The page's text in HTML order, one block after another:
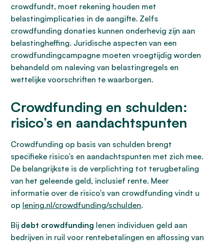
crowdfundt, moet rekening houden met
belastingimplicaties in de aangifte. Zelfs
crowdfunding donaties kunnen onderhevig zijn aan
belastingheffing. Juridische aspecten van een
crowdfundingcampagne moeten vroegtijdig worden
behandeld om naleving van belastingregels en
wettelijke voorschriften te waarborgen.
Crowdfunding en schulden:
risico’s en aandachtspunten
Crowdfunding op basis van schulden brengt
specifieke risico’s en aandachtspunten met zich mee.
De belangrijkste is de verplichting tot terugbetaling
van het geleende geld, inclusief rente. Meer
informatie over de risico’s van crowdfunding vindt u
op lening.nl/crowdfunding/schulden.
Bij debt crowdfunding lenen individuen geld aan
bedrijven in ruil voor rentebetalingen en aflossing van